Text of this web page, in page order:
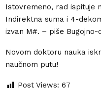
Istovremeno, rad ispituje
Indirektna suma i 4-
izvan M#. – piše Bugojno-
Novom doktoru nauka
naučnom putu!
Post Views: 67